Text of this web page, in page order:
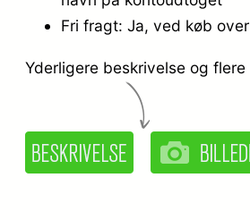
Fri fragt: Ja, ved køb
Yderligere beskrivelse og